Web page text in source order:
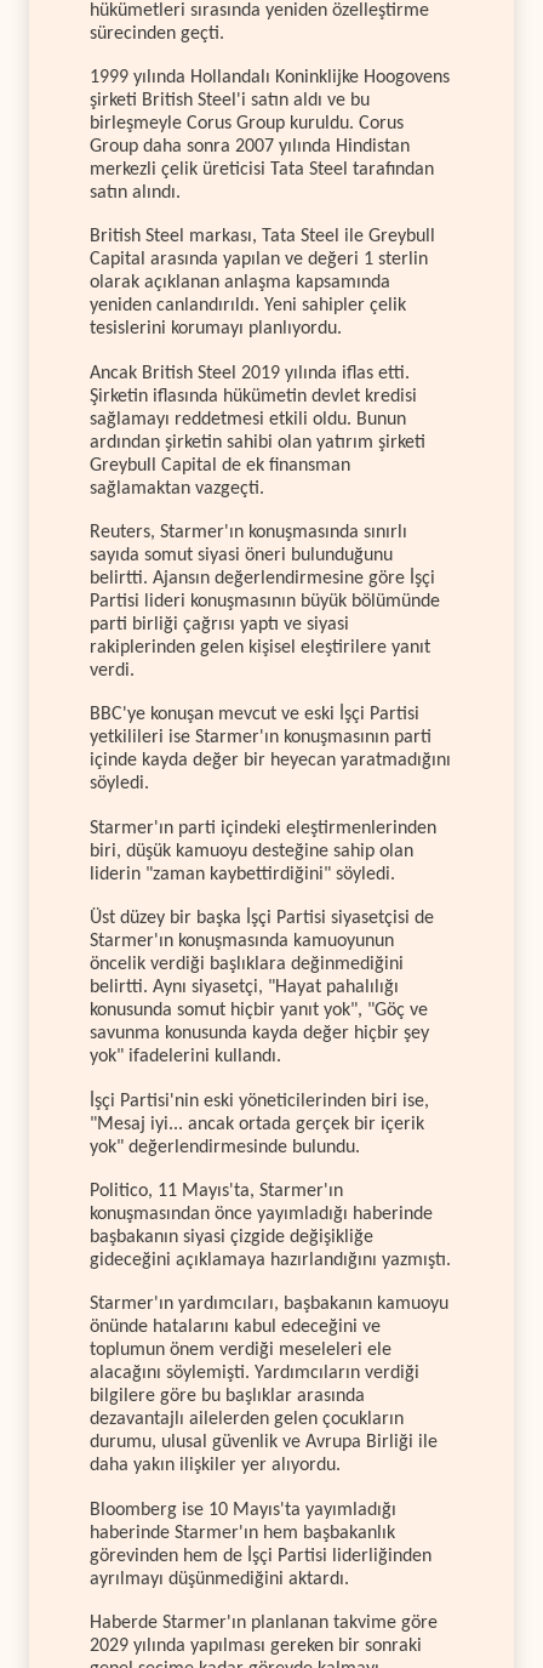
hükümetleri sırasında yeniden özelleştirme
sürecinden geçti.
1999 yılında Hollandalı Koninklijke Hoogovens
şirketi British Steel'i satın aldı ve bu
birleşmeyle Corus Group kuruldu. Corus
Group daha sonra 2007 yılında Hindistan
merkezli çelik üreticisi Tata Steel tarafından
satın alındı.
British Steel markası, Tata Steel ile Greybull
Capital arasında yapılan ve değeri 1 sterlin
olarak açıklanan anlaşma kapsamında
yeniden canlandırıldı. Yeni sahipler çelik
tesislerini korumayı planlıyordu.
Ancak British Steel 2019 yılında iflas etti.
Şirketin iflasında hükümetin devlet kredisi
sağlamayı reddetmesi etkili oldu. Bunun
ardından şirketin sahibi olan yatırım şirketi
Greybull Capital de ek finansman
sağlamaktan vazgeçti.
Reuters, Starmer'ın konuşmasında sınırlı
sayıda somut siyasi öneri bulunduğunu
belirtti. Ajansın değerlendirmesine göre İşçi
Partisi lideri konuşmasının büyük bölümünde
parti birliği çağrısı yaptı ve siyasi
rakiplerinden gelen kişisel eleştirilere yanıt
verdi.
BBC'ye konuşan mevcut ve eski İşçi Partisi
yetkilileri ise Starmer'ın konuşmasının parti
içinde kayda değer bir heyecan yaratmadığını
söyledi.
Starmer'ın parti içindeki eleştirmenlerinden
biri, düşük kamuoyu desteğine sahip olan
liderin "zaman kaybettirdiğini" söyledi.
Üst düzey bir başka İşçi Partisi siyasetçisi de
Starmer'ın konuşmasında kamuoyunun
öncelik verdiği başlıklara değinmediğini
belirtti. Aynı siyasetçi, "Hayat pahalılığı
konusunda somut hiçbir yanıt yok", "Göç ve
savunma konusunda kayda değer hiçbir şey
yok" ifadelerini kullandı.
İşçi Partisi'nin eski yöneticilerinden biri ise,
"Mesaj iyi... ancak ortada gerçek bir içerik
yok" değerlendirmesinde bulundu.
Politico, 11 Mayıs'ta, Starmer'ın
konuşmasından önce yayımladığı haberinde
başbakanın siyasi çizgide değişikliğe
gideceğini açıklamaya hazırlandığını yazmıştı.
Starmer'ın yardımcıları, başbakanın kamuoyu
önünde hatalarını kabul edeceğini ve
toplumun önem verdiği meseleleri ele
alacağını söylemişti. Yardımcıların verdiği
bilgilere göre bu başlıklar arasında
dezavantajlı ailelerden gelen çocukların
durumu, ulusal güvenlik ve Avrupa Birliği ile
daha yakın ilişkiler yer alıyordu.
Bloomberg ise 10 Mayıs'ta yayımladığı
haberinde Starmer'ın hem başbakanlık
görevinden hem de İşçi Partisi liderliğinden
ayrılmayı düşünmediğini aktardı.
Haberde Starmer'ın planlanan takvime göre
2029 yılında yapılması gereken bir sonraki